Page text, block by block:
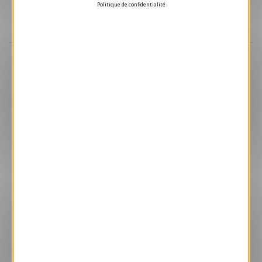
Politique de confidentialité